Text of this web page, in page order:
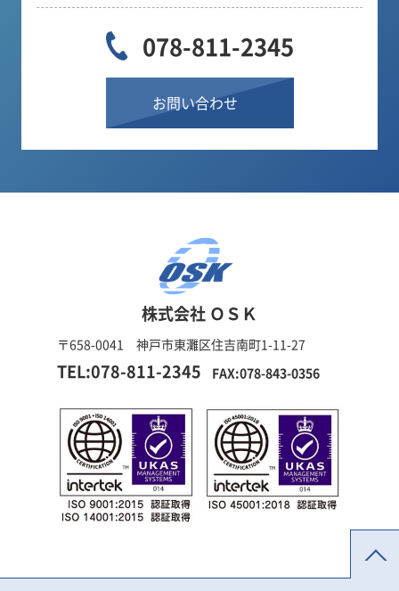
078-811-2345
お問い合わせ
株式会社 ＯＳＫ
〒658-0041 神戸市東灘区住吉南町1-11-27
TEL:078-811-2345 FAX:078-843-0356